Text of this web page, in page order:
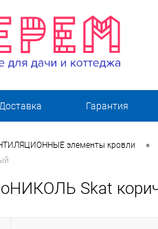
Доставка Гарантия
элементы кровли •
Skat